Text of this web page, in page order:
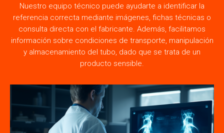
Nuestro equipo técnico puede ayudarte a identificar la
referencia correcta mediante imágenes, fichas técnicas o
consulta directa con el fabricante. Además, facilitamos
información sobre condiciones de transporte, manipulación
y almacenamiento del tubo, dado que se trata de un
producto sensible.